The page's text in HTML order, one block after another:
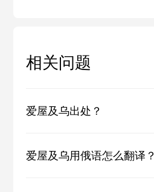
相关问题
爱屋及乌出处？
爱屋及乌用俄语怎么翻译？